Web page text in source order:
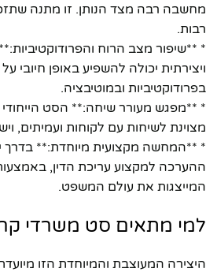
מחשבה רבה מצד הנותן. זו מתנה
רבות.
* **שיפור מצב הרוח
ויצירתית יכולה להשפיע באופן חיובי
בפרודוקטיביות ובמוטיבציה.
* **מפגש מעורר שיחה:** הסט הייחודי
מצוינת לשיחות עם לקוחות ועמיתים,
* **המחשה מקצועית מיוחדת:**
ההערכה למקצוע עריכת הדין, באמצעות
המייצגות את עולם המשפט.
למי מתאים סט משרדי
היצירה המעוצבת והמיוחדת הזו